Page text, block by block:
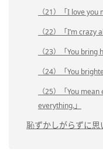
（21）「I love you
（22）「I’m crazy
（23）「You bring
（24）「You
（25）「You
everything.」
恥ずかしがらずに思